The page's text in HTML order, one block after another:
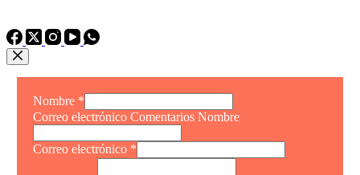
Nombre *
Correo electrónico Comentarios Nombre
Correo electrónico *